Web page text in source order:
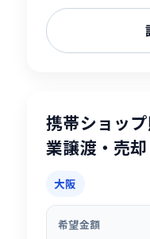
携帯ショッ
業譲渡・売
大阪
希望金額